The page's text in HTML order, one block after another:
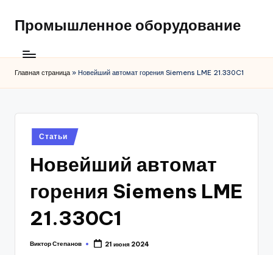
Промышленное оборудование
Главная страница » Новейший автомат горения Siemens LME 21.330C1
Posted
in
Статьи
Новейший автомат
горения Siemens LME
21.330C1
Posted
Виктор Степанов 21 июня 2024